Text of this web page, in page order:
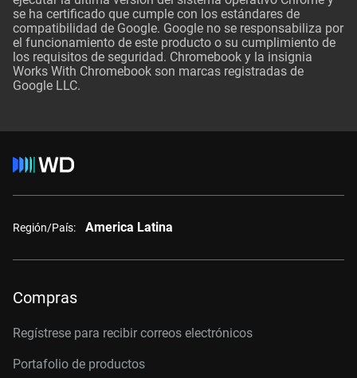
se ha certificado que cumple con los estándares de
compatibilidad de Google. Google no se responsabiliza por
el funcionamiento de este producto o su cumplimiento de
los requisitos de seguridad. Chromebook y la insignia
Works With Chromebook son marcas registradas de
Google LLC.
Región/País: America Latina
Compras
Regístrese para recibir correos electrónicos
Portafolio de productos